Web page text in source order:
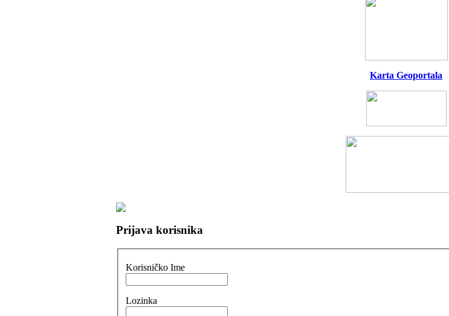
Karta Geoportala
Prijava korisnika
Korisničko Ime
Lozinka